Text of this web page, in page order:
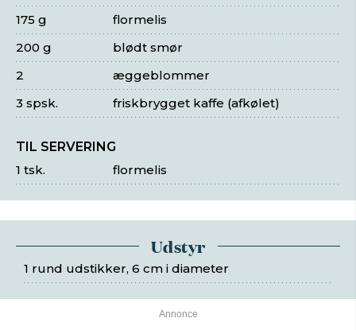
flormelis
175 g
blødt smør
200 g
æggeblommer
2
friskbrygget kaffe (afkølet)
3 spsk.
TIL SERVERING
flormelis
1 tsk.
Udstyr
1 rund udstikker, 6 cm i diameter